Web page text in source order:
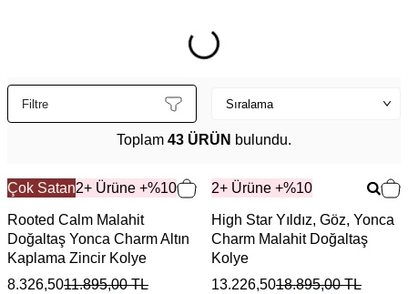
Filtre
Toplam 43 ÜRÜN bulundu.
Çok Satan2+ Ürüne +%10
Rooted Calm Malahit
Doğaltaş Yonca Charm Altın
Kaplama Zincir Kolye
8.326,5011.895,00TL
2+ Ürüne +%10
High Star Yıldız, Göz, Yonca
Charm Malahit Doğaltaş
Kolye
13.226,5018.895,00TL